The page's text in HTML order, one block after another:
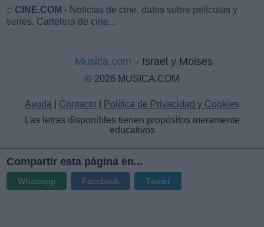
:: CINE.COM - Noticias de cine, datos sobre películas y
series. Cartelera de cine...
Musica.com Israel y Moises
© 2026 MUSICA.COM
Ayuda Contacto
Política de Privacidad y Cookies
Las letras disponibles tienen propósitos meramente
educativos
Compartir esta página en...
Whatsapp Facebook Twitter